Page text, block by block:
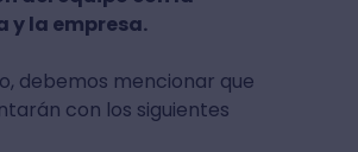
la empresa.
debemos mencionar que
con los siguientes